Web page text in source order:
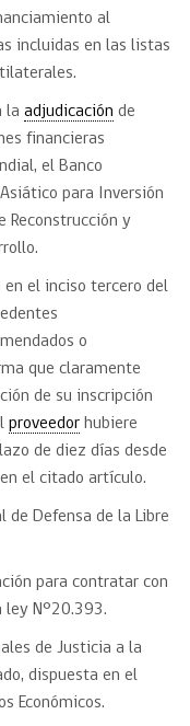
al
incluidas en las listas
la adjudicación de
financieras
el Banco
para Inversión
Reconstrucción y
en el inciso tercero del
o
que claramente
de su inscripción
proveedor hubiere
de diez días desde
el citado artículo.
de Defensa de la Libre
para contratar con
ley N°20.393.
de Justicia a la
dispuesta en el
Económicos.